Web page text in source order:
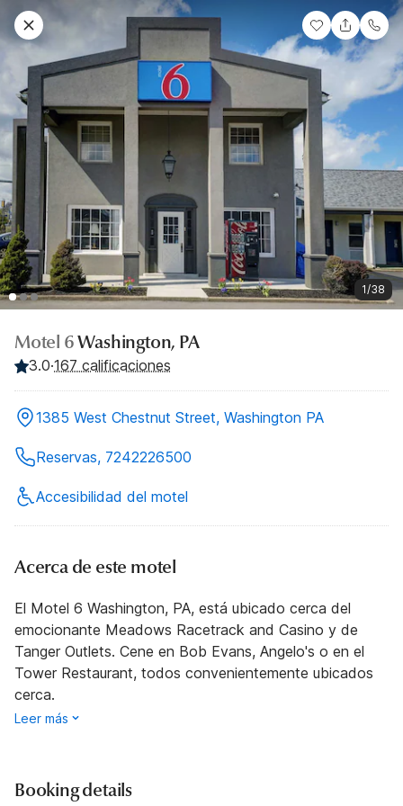
1/38
Motel 6Washington, PA
3.0·167 calificaciones
1385 West Chestnut Street, Washington PA
Reservas, 7242226500
Accesibilidad del motel
Acerca de este motel
El Motel 6 Washington, PA, está ubicado cerca del
emocionante Meadows Racetrack and Casino y de
Tanger Outlets. Cene en Bob Evans, Angelo's o en el
Tower Restaurant, todos convenientemente ubicados
cerca.
Leer más
Booking details